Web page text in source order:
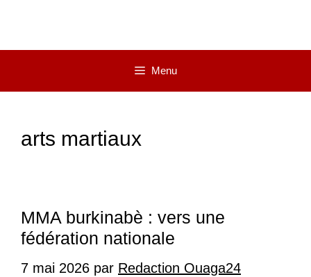
Menu
arts martiaux
MMA burkinabè : vers une
fédération nationale
7 mai 2026 par Redaction Ouaga24